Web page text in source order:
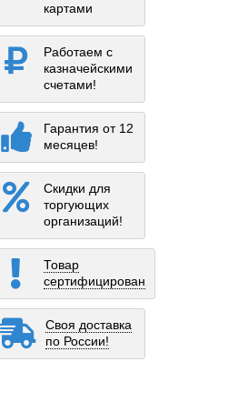
картами
Работаем с
казначейскими
счетами!
Гарантия от 12
месяцев!
Скидки для
торгующих
организаций!
Товар
сертифицирован
Своя доставка
по России!